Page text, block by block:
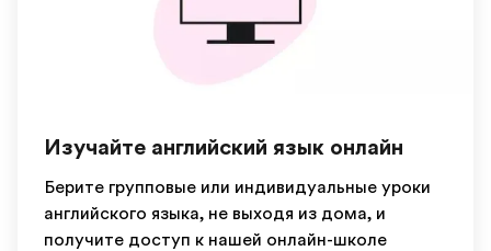
Изучайте английский язык онлайн
Берите групповые или индивидуальные уроки
английского языка, не выходя из дома, и
получите доступ к нашей онлайн-школе